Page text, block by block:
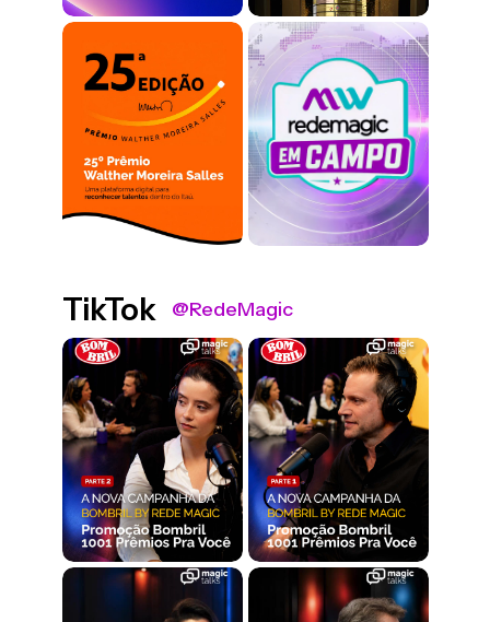
TikTok @RedeMagic